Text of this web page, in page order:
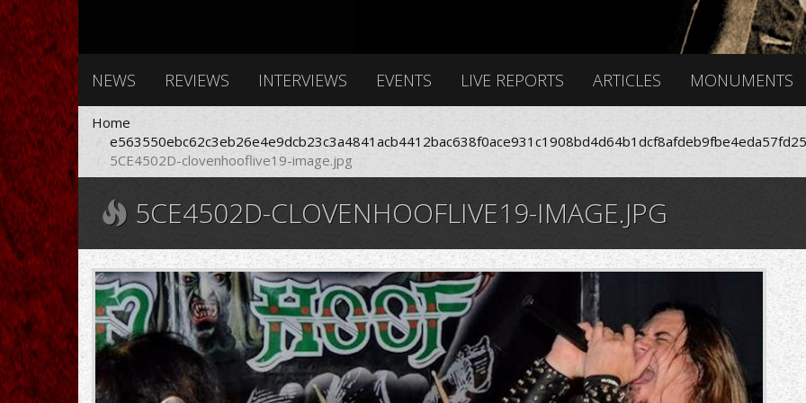
NEWS REVIEWS INTERVIEWS EVENTS LIVE REPORTS ARTICLES MONUMENTS
Home
5CE4502D-clovenhooflive19-image.jpg
5CE4502D-CLOVENHOOFLIVE19-IMAGE.JPG